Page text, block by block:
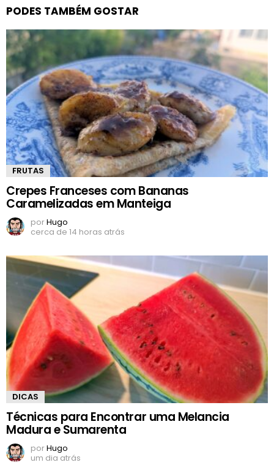
PODES TAMBÉM GOSTAR
FRUTAS
Crepes Franceses com Bananas
Caramelizadas em Manteiga
porHugo
cerca de 14 horas atrás
DICAS
Técnicas para Encontrar uma Melancia
Madura e Sumarenta
porHugo
um dia atrás